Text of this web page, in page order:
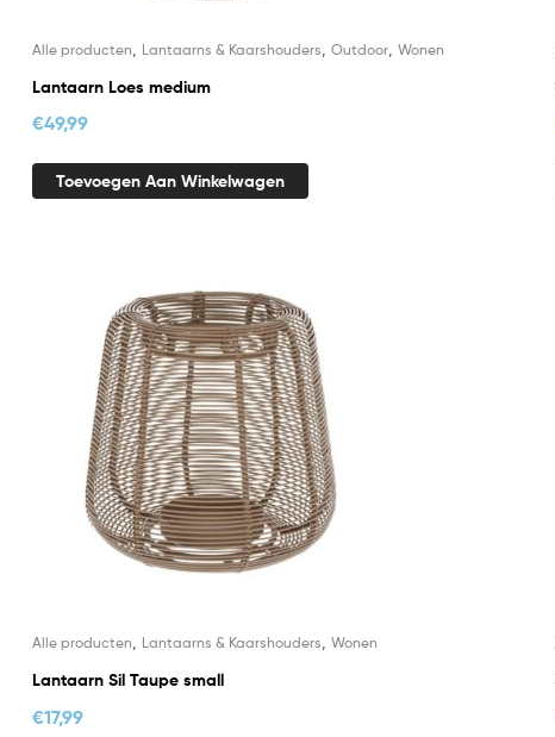
Alle producten Lantaarns & Kaarshouders Outdoor Wonen
Lantaarn Loes medium
€49,99
Toevoegen Aan Winkelwagen
Alle producten Lantaarns & Kaarshouders Wonen
Lantaarn Sil Taupe small
€17,99